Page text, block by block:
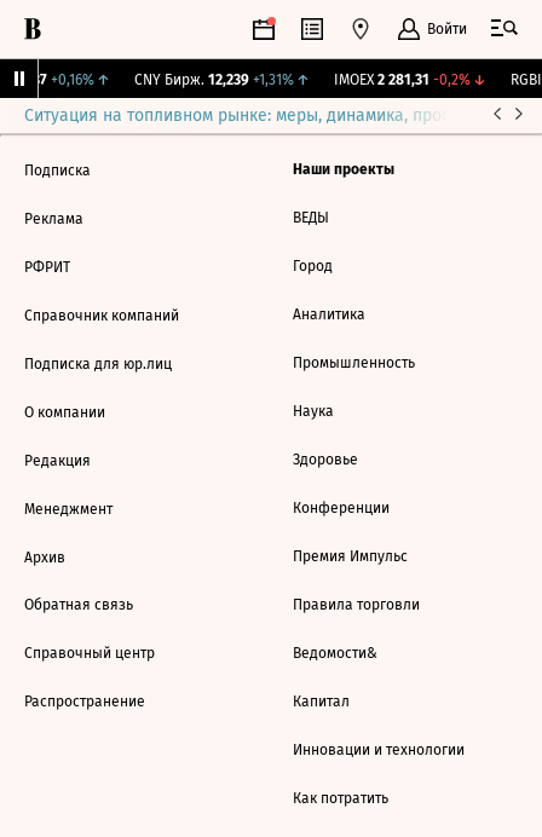
Войти
115,37 +0,16%↑ CNY Бирж. 12,239 +1,31%↑ IMOEX 2 281,31 -0,2%↓
Ситуация на топливном рынке: меры, динамика, прогнозы
Подписка
Реклама
РФРИТ
Справочник компаний
Подписка для юр.лиц
О компании
Редакция
Менеджмент
Архив
Обратная связь
Справочный центр
Распространение
Наши проекты
ВЕДЫ
Город
Аналитика
Промышленность
Наука
Здоровье
Конференции
Премия Импульс
Правила торговли
Ведомости&
Капитал
Инновации и технологии
Как потратить